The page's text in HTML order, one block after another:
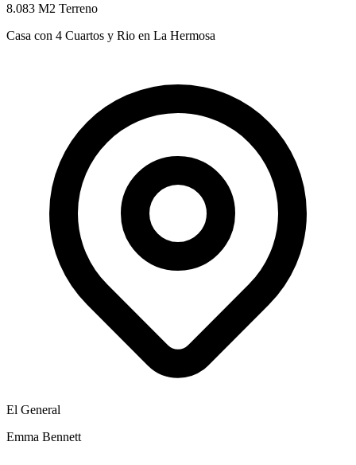
8.083 M2 Terreno
Casa con 4 Cuartos y Rio en La Hermosa
El General
Emma Bennett